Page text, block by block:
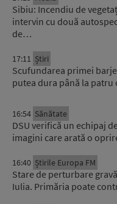
Sibiu: Incendiu de
intervin cu două
de…
17:11 Știri
Scufundarea primei
putea dura până la patru
16:54 Sănătate
DSU verifică un echipaj
imagini care arată o
16:40 Știrile Europa FM
Stare de perturbare
Iulia. Primăria poate